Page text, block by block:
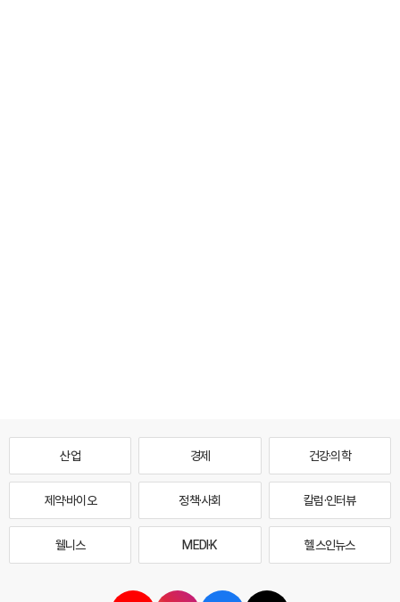
산업 경제 건강·의학
제약·바이오 정책·사회 칼럼·인터뷰
웰니스 MEDI·K 헬스인뉴스